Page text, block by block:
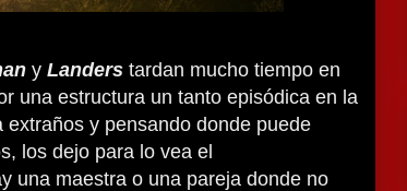
y Landers tardan mucho tiempo en
una estructura un tanto episódica en la
extraños y pensando donde puede
los dejo para lo vea el
una maestra o una pareja donde no